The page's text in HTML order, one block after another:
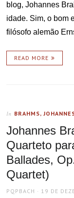
blog, Johannes
idade. Sim, o bom
filósofo alemão
READ MORE
In BRAHMS,
Johannes
Quarteto
Ballades,
Quartet)
AUTHOR
PQPBACH
POSTED
19 DE